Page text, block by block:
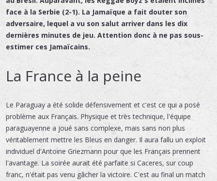
face à la Serbie (2-1). La Jamaïque a fait douter son
adversaire, lequel a vu son salut arriver dans les dix
dernières minutes de jeu. Attention donc à ne pas sous-
estimer ces Jamaïcains.
La France à la peine
Le Paraguay a été solide défensivement et c'est ce qui a posé
problème aux Français. Physique et très technique, l'équipe
paraguayenne a joué sans complexe, mais sans non plus
véritablement mettre les Bleus en danger. Il aura fallu un exploit
individuel d'Antoine Griezmann pour que les Français prennent
l'avantage. La soirée aurait été parfaite si Caceres, sur coup
franc, n'était pas venu gâcher la victoire. C'est au final un match